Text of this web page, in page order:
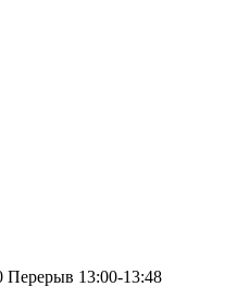
Перерыв 13:00-13:48